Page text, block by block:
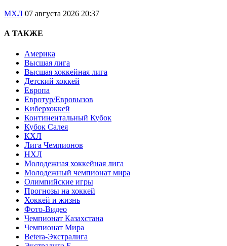
МХЛ 07 августа 2026 20:37
А ТАКЖЕ
Америка
Высшая лига
Высшая хоккейная лига
Детский хоккей
Европа
Евротур/Евровызов
Киберхоккей
Континентальный Кубок
Кубок Салея
КХЛ
Лига Чемпионов
НХЛ
Молодежная хоккейная лига
Молодежный чемпионат мира
Олимпийские игры
Прогнозы на хоккей
Хоккей и жизнь
Фото-Видео
Чемпионат Казахстана
Чемпионат Мира
Betera-Экстралига